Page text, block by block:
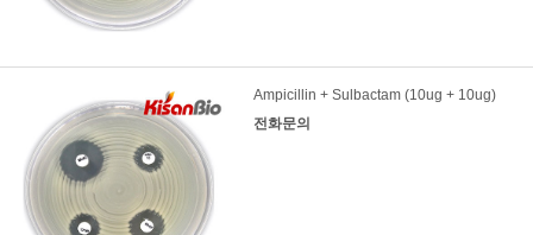
Ampicillin + Sulbactam (10ug + 10ug)
전화문의